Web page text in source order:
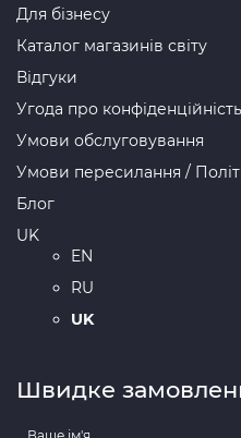
Для бізнесу
Каталог магазинів світу
Відгуки
Угода про конфіденційність
Умови обслуговування
Умови пересилання /
Блог
UK
EN
RU
UK
Швидке